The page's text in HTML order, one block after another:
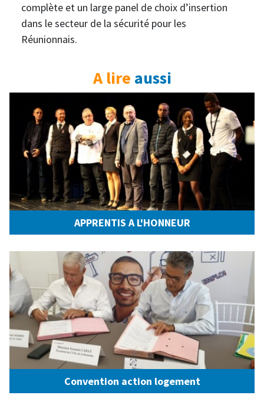
complète et un large panel de choix d’insertion
dans le secteur de la sécurité pour les
Réunionnais.
A lire aussi
APPRENTIS A L'HONNEUR
Convention action logement